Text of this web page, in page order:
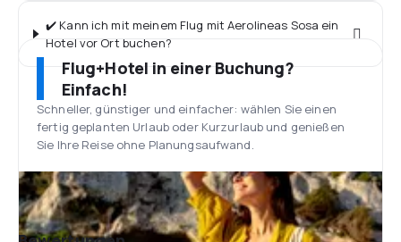
✔️ Kann ich mit meinem Flug mit Aerolineas Sosa ein
Hotel vor Ort buchen?
Flug+Hotel in einer Buchung?
Einfach!
Schneller, günstiger und einfacher: wählen Sie einen
fertig geplanten Urlaub oder Kurzurlaub und genießen
Sie Ihre Reise ohne Planungsaufwand.